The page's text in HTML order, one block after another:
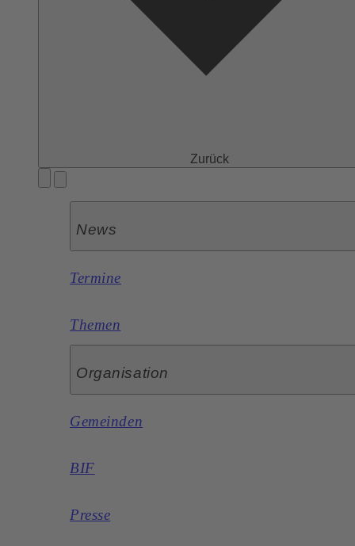
Zurück
News
Termine
Themen
Organisation
Gemeinden
BIF
Presse